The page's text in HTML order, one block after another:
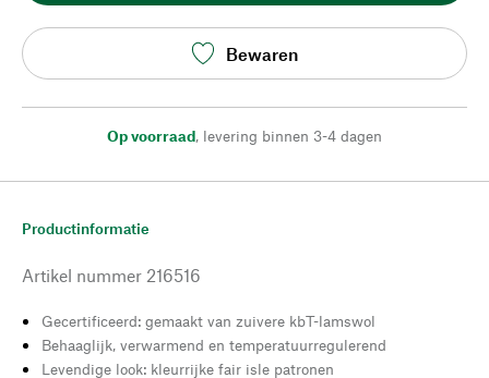
Bewaren
Op voorraad, levering binnen 3-4 dagen
Productinformatie
Artikel nummer 216516
Gecertificeerd: gemaakt van zuivere kbT-lamswol
Behaaglijk, verwarmend en temperatuurregulerend
Levendige look: kleurrijke fair isle patronen